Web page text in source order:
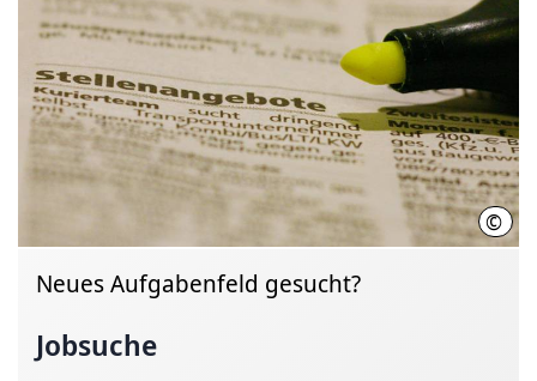
©
Neues Aufgabenfeld gesucht?
Jobsuche